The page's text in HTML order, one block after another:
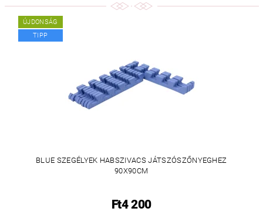
ÚJDONSÁG
TIPP
BLUE SZEGÉLYEK HABSZIVACS JÁTSZÓSZŐNYEGHEZ
90X90CM
Ft4 200